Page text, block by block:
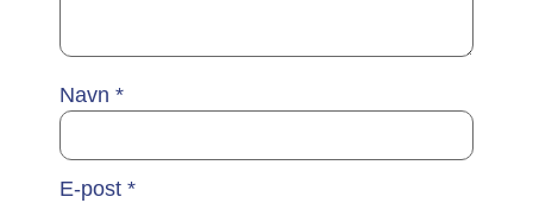
Navn *
E-post *